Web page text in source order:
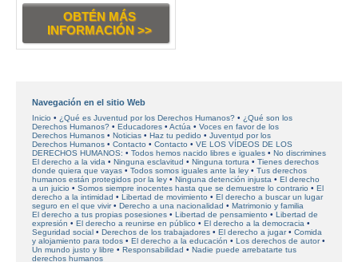
OBTÉN MÁS
INFORMACIÓN >>
Navegación en el sitio Web
Inicio ¿Qué es Juventud por los Derechos Humanos?
¿Qué son los
Derechos Humanos?
Educadores Actúa Voces en favorde los
Derechos Humanos
Noticias Haz tu pedido
Juventud por los
Derechos Humanos
Contacto Contacto
VE LOS VÍDEOS DE LOS
DERECHOS HUMANOS:
Todos hemos nacido libres e iguales
No discrimines
El derecho a la vida
Ninguna esclavitud Ninguna tortura
Tienes derechos
donde quiera que vayas
Todos somos iguales ante la ley
Tus derechos
humanos están protegidos por la ley
Ninguna detención injusta
El derecho
a un juicio
Somos siempre inocentes hasta que se demuestre lo contrario
El
derecho a la intimidad
Libertad de movimiento
El derecho a buscar un lugar
seguro en el que vivir
Derecho a una nacionalidad
Matrimonio y familia
El derecho a tus propias posesiones
Libertad de pensamiento
Libertad de
expresión
El derecho a reunirse en público
El derecho a la democracia
Seguridad social
Derechos de los trabajadores El derecho a jugar
Comida
y alojamiento para todos
El derecho a la educación
Los derechos de autor
Un mundo justo y libre
Responsabilidad
Nadie puede arrebatarte tus
derechos humanos